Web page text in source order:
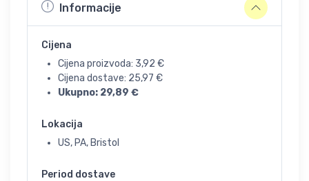
Informacije
Cijena
Cijena proizvoda: 3,92 €
Cijena dostave: 25,97 €
Ukupno: 29,89 €
Lokacija
US, PA, Bristol
Period dostave